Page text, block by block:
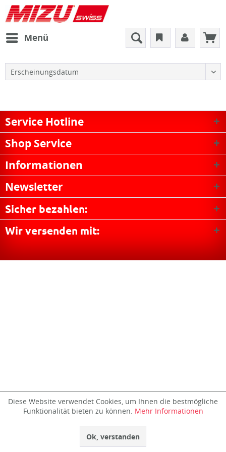
Menü
Service Hotline
Shop Service
Informationen
Newsletter
Sicher bezahlen:
Wir versenden mit:
Diese Website verwendet Cookies, um Ihnen die bestmögliche
Funktionalität bieten zu können. Mehr Informationen
Ok, verstanden